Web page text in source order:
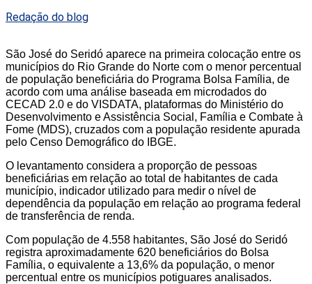
Redação do blog
São José do Seridó aparece na primeira colocação entre os
municípios do Rio Grande do Norte com o menor percentual
de população beneficiária do Programa Bolsa Família, de
acordo com uma análise baseada em microdados do
CECAD 2.0 e do VISDATA, plataformas do Ministério do
Desenvolvimento e Assistência Social, Família e Combate à
Fome (MDS), cruzados com a população residente apurada
pelo Censo Demográfico do IBGE.
O levantamento considera a proporção de pessoas
beneficiárias em relação ao total de habitantes de cada
município, indicador utilizado para medir o nível de
dependência da população em relação ao programa federal
de transferência de renda.
Com população de 4.558 habitantes, São José do Seridó
registra aproximadamente 620 beneficiários do Bolsa
Família, o equivalente a 13,6% da população, o menor
percentual entre os municípios potiguares analisados.